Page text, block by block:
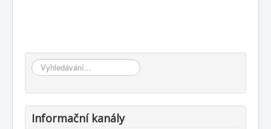
Vyhledávání...
Informační kanály